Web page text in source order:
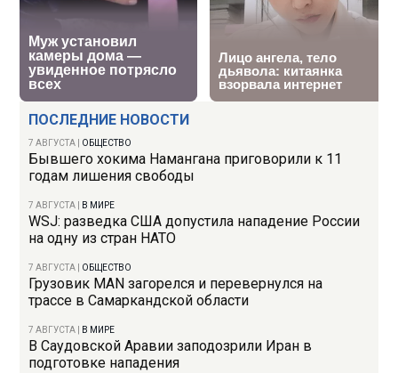
ПОСЛЕДНИЕ НОВОСТИ
7 АВГУСТА ОБЩЕСТВО
Бывшего хокима Намангана приговорили к 11
годам лишения свободы
7 АВГУСТА В МИРЕ
WSJ: разведка США допустила нападение России
на одну из стран НАТО
7 АВГУСТА ОБЩЕСТВО
Грузовик MAN загорелся и перевернулся на
трассе в Самаркандской области
7 АВГУСТА В МИРЕ
В Саудовской Аравии заподозрили Иран в
подготовке нападения